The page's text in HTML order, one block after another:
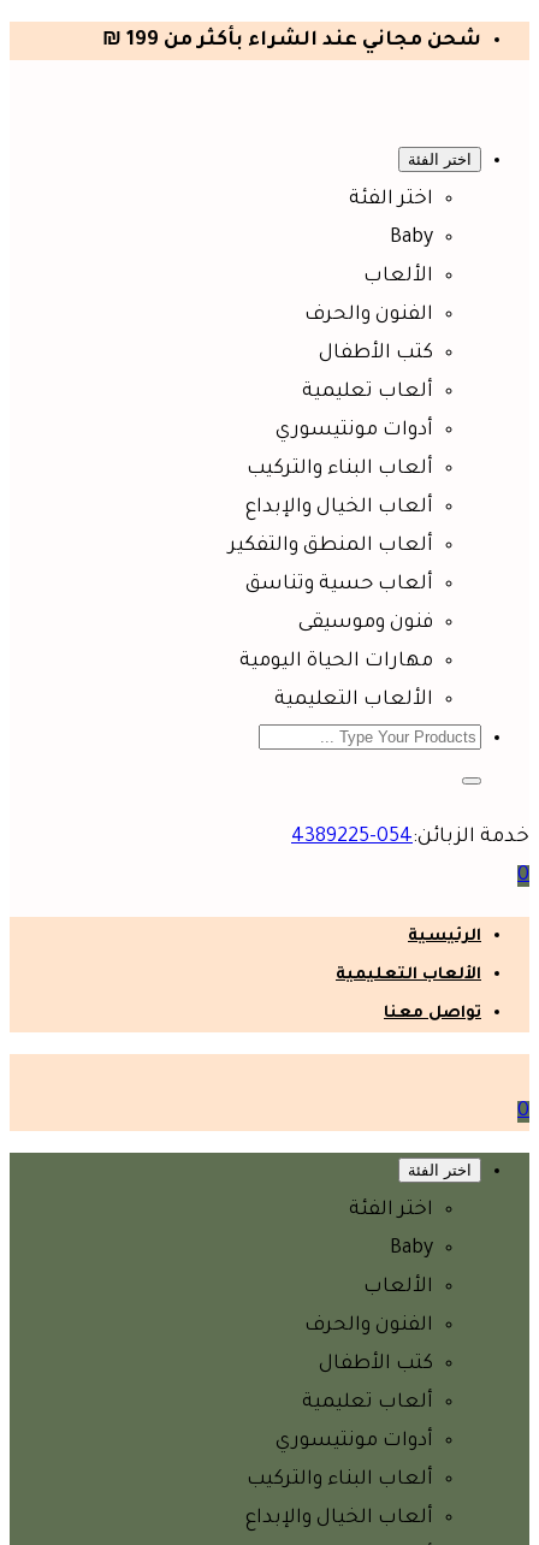
شحن مجاني عند الشراء بأكثر من 199 ₪
اختر الفئة
اختر الفئة
Baby
الألعاب
الفنون والحرف
كتب الأطفال
ألعاب تعليمية
أدوات مونتيسوري
ألعاب البناء والتركيب
ألعاب الخيال والإبداع
ألعاب المنطق والتفكير
ألعاب حسية وتناسق
فنون وموسيقى
مهارات الحياة اليومية
الألعاب التعليمية
خدمة الزبائن:054-4389225
0
الرئيسية
الألعاب التعليمية
تواصل معنا
0
اختر الفئة
اختر الفئة
Baby
الألعاب
الفنون والحرف
كتب الأطفال
ألعاب تعليمية
أدوات مونتيسوري
ألعاب البناء والتركيب
ألعاب الخيال والإبداع